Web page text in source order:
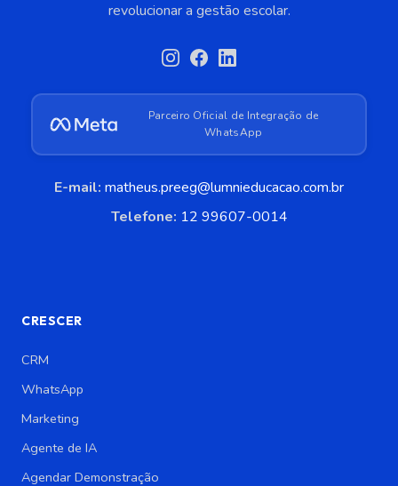
revolucionar a gestão escolar.
Parceiro Oficial de Integração de
WhatsApp
E-mail: matheus.preeg@lumnieducacao.com.br
Telefone: 12 99607-0014
CRESCER
CRM
WhatsApp
Marketing
Agente de IA
Agendar Demonstração